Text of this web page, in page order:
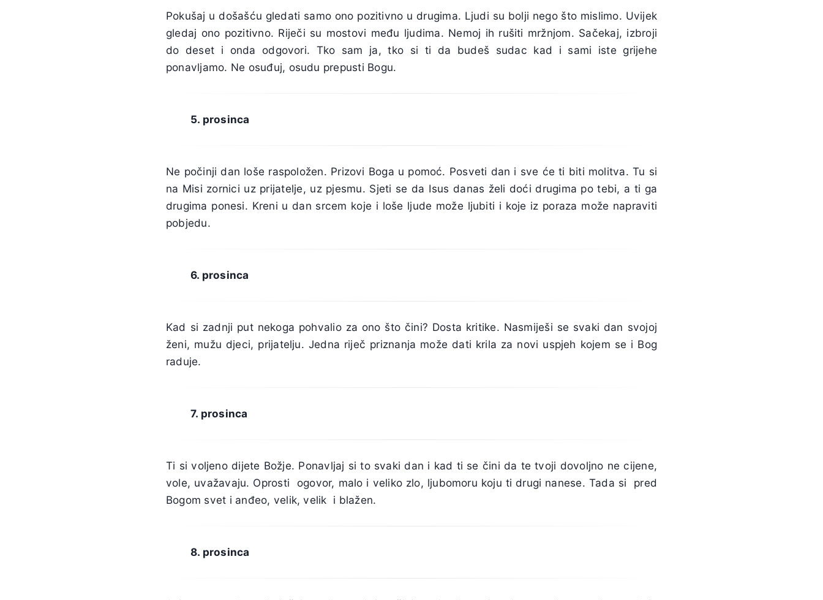
Pokušaj u došašću gledati samo ono pozitivno u drugima. Ljudi su bolji nego što mislimo. Uvijek
gledaj ono pozitivno. Riječi su mostovi među ljudima. Nemoj ih rušiti mržnjom. Sačekaj, izbroji
do deset i onda odgovori. Tko sam ja, tko si ti da budeš sudac kad i sami iste grijehe
ponavljamo. Ne osuđuj, osudu prepusti Bogu.
5. prosinca
Ne počinji dan loše raspoložen. Prizovi Boga u pomoć. Posveti dan i sve će ti biti molitva. Tu si
na Misi zornici uz prijatelje, uz pjesmu. Sjeti se da Isus danas želi doći drugima po tebi, a ti ga
drugima ponesi. Kreni u dan srcem koje i loše ljude može ljubiti i koje iz poraza može napraviti
pobjedu.
6. prosinca
Kad si zadnji put nekoga pohvalio za ono što čini? Dosta kritike. Nasmiješi se svaki dan svojoj
ženi, mužu djeci, prijatelju. Jedna riječ priznanja može dati krila za novi uspjeh kojem se i Bog
raduje.
7. prosinca
Ti si voljeno dijete Božje. Ponavljaj si to svaki dan i kad ti se čini da te tvoji dovoljno ne cijene,
vole, uvažavaju. Oprosti ogovor, malo i veliko zlo, ljubomoru koju ti drugi nanese. Tada si pred
Bogom svet i anđeo, velik, velik i blažen.
8. prosinca